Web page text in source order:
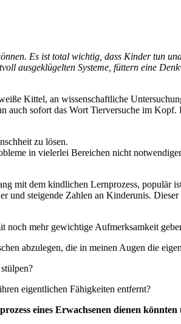
Es ist total wichtig, dass Kinder tun
ausgeklügelten Systeme, füttern eine
Kittel, an wissenschaftliche
auch sofort das Wort Tierversuche im Kopf.
zu lösen.
in vielerlei Bereichen nicht
mit dem kindlichen Lernprozess, populär
und steigende Zahlen an Kinderunis.
noch mehr gewichtige Aufmerksamkeit
abzulegen, die in meinen Augen die
eigentlichen Fähigkeiten entfernt?
eines Erwachsenen dienen